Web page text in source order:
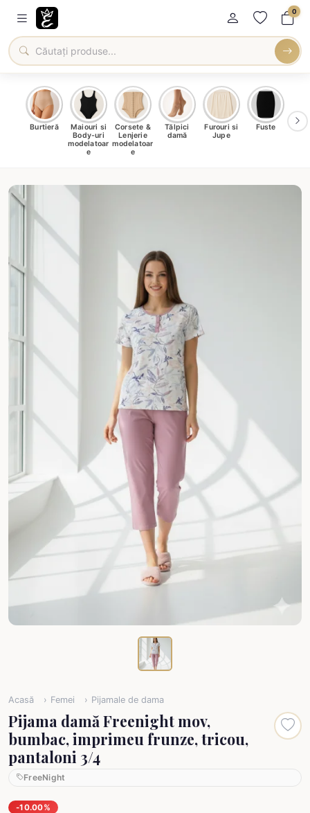
0
Burtieră
Maiouri si
Body-uri
modelatoar
e
Corsete &
Lenjerie
modelatoar
e
Tălpici
damă
Furouri si
Jupe
Fuste
Acasă Femei Pijamale de dama
Pijama damă Freenight mov,
bumbac, imprimeu frunze, tricou,
pantaloni 3/4
FreeNight
-10.00%